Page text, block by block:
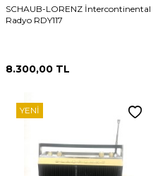
SCHAUB-LORENZ İntercontinental
Radyo RDY117
8.300,00 TL
YENI